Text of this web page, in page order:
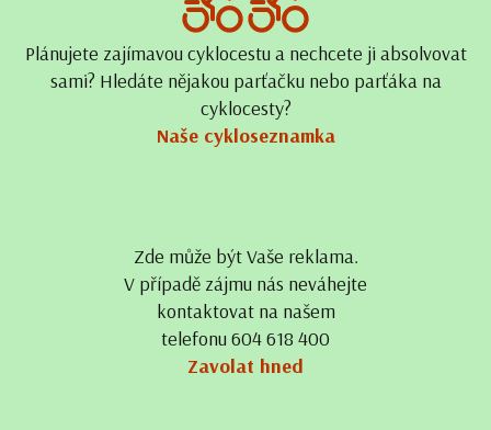
Plánujete zajímavou cyklocestu a nechcete ji absolvovat
sami? Hledáte nějakou parťačku nebo parťáka na
cyklocesty?
Naše cykloseznamka
Zde může být Vaše reklama.
V případě zájmu nás neváhejte
kontaktovat na našem
telefonu 604 618 400
Zavolat hned